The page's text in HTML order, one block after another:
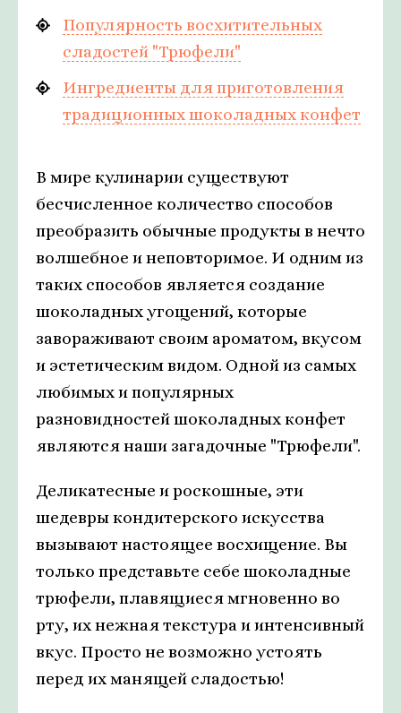
Популярность восхитительных
сладостей "Трюфели"
Ингредиенты для приготовления
традиционных шоколадных конфет
В мире кулинарии существуют
бесчисленное количество способов
преобразить обычные продукты в нечто
волшебное и неповторимое. И одним из
таких способов является создание
шоколадных угощений, которые
завораживают своим ароматом, вкусом
и эстетическим видом. Одной из самых
любимых и популярных
разновидностей шоколадных конфет
являются наши загадочные "Трюфели".
Деликатесные и роскошные, эти
шедевры кондитерского искусства
вызывают настоящее восхищение. Вы
только представьте себе шоколадные
трюфели, плавящиеся мгновенно во
рту, их нежная текстура и интенсивный
вкус. Просто не возможно устоять
перед их манящей сладостью!